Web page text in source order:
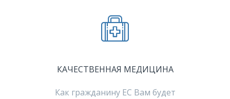
КАЧЕСТВЕННАЯ МЕДИЦИНА
Как гражданину ЕС Вам будет